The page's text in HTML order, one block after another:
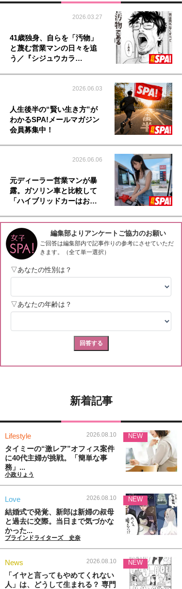
2026.03.27
41歳独身、自らを「汚物」
と蔑む営業マンの日々を追
う／『シジュウカラ…
2026.06.03
人生後半の“賢い生き方”が
わかるSPA!メールマガジン
会員募集中！
2026.06.06
元ディーラー営業マンが暴
露。ガソリン車と比較して
「ハイブリッドカーはお…
新着記事
Lifestyle 2026.08.10
タイミーの“激レア”オフィス案件
に40代主婦が挑戦。「簡単な事
務」...
小政りょう
NEW
Love 2026.08.10
結婚式で発覚、新郎は新婦の叔母
と過去に交際。当日まで気づかな
かった...
ブラインドライターズ 史奈
NEW
News 2026.08.10
「イヤと言ってもやめてくれない
人」は、どうして生まれる？ 専門
NEW